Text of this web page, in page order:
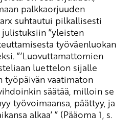
palkkaorjuuden
suhtautui pilkallisesti
”yleisten
työväenluokan
”’Luovuttamattomien
luettelon sijalle
vaatimaton
säätää, milloin se
työvoimaansa, päättyy, ja
alkaa’ ” (Pääoma 1, s.